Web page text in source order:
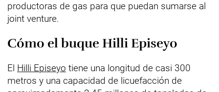
productoras de gas para que puedan sumarse al
joint venture.
Cómo el buque Hilli Episeyo
El Hilli Episeyo tiene una longitud de casi 300
metros y una capacidad de licuefacción de